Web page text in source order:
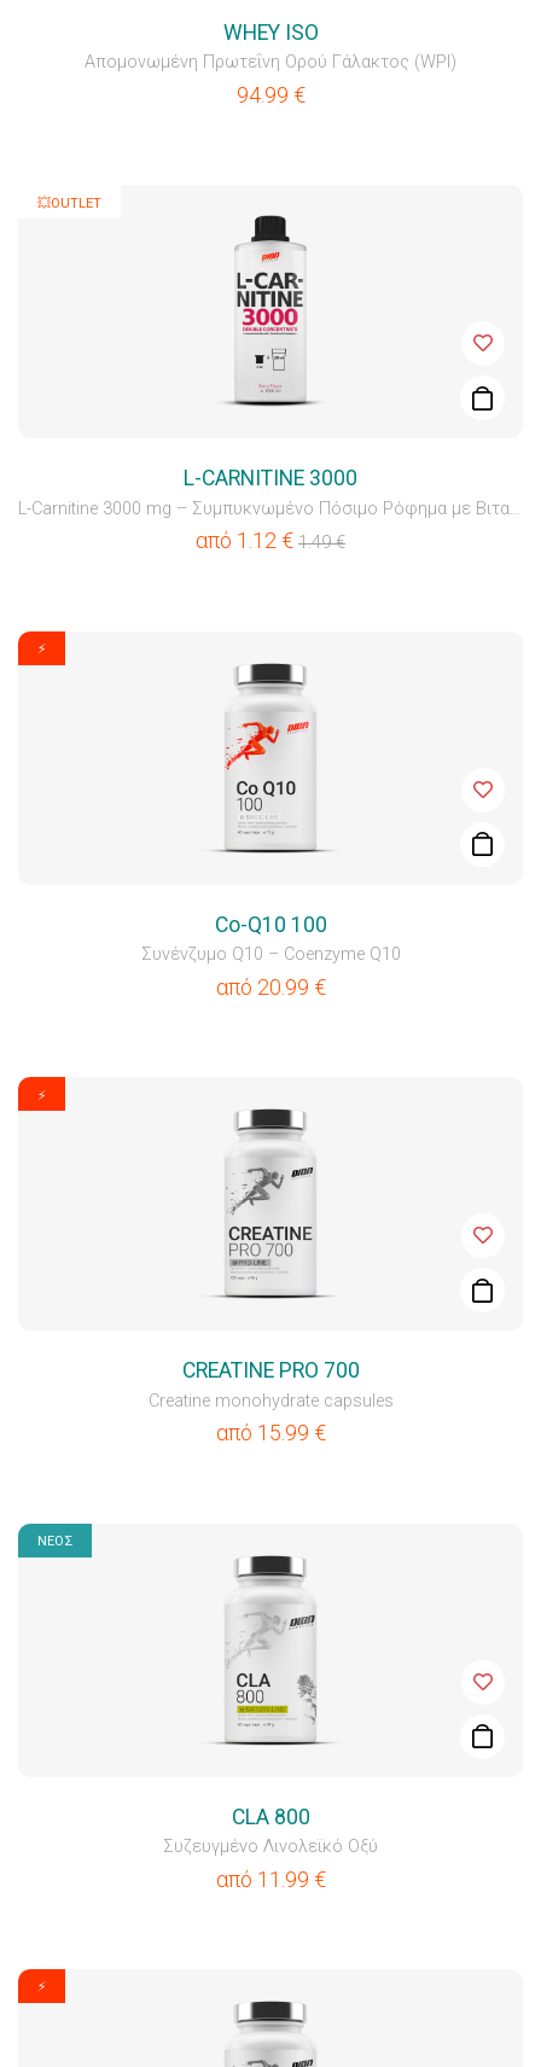
WHEY ISO
Απομονωμένη Πρωτεΐνη Ορού Γάλακτος (WPI)
94.99 €
💥OUTLET
L-CARNITINE 3000
L-Carnitine 3000 mg – Συμπυκνωμένο Πόσιμο Ρόφημα με Βιταμ...
από 1.12 € 1.49€
⚡
Co-Q10 100
Συνένζυμο Q10 – Coenzyme Q10
από 20.99 €
⚡
CREATINE PRO 700
Creatine monohydrate capsules
από 15.99 €
ΝΕΟΣ
CLA 800
Συζευγμένο Λινολεϊκό Οξύ
από 11.99 €
⚡